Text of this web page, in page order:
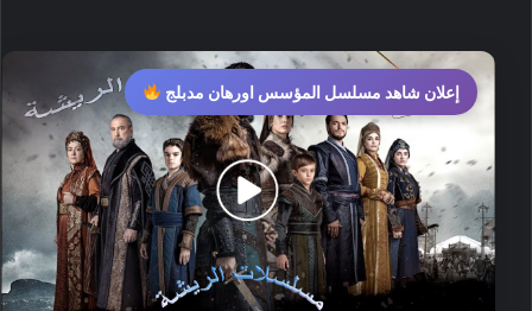
إعلان شاهد مسلسل المؤسس اورهان مدبلج